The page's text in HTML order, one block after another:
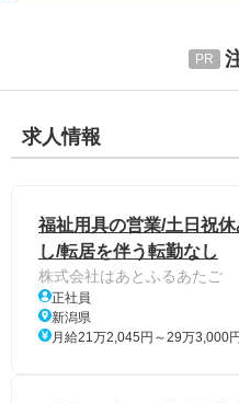
求人情報
福祉用具の営業/土日祝
し/転居を伴う転勤なし
株式会社はあとふるあたご
正社員
新潟県
月給21万2,045円～29万3,000